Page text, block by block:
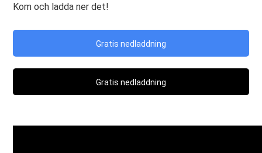
Kom och ladda ner det!
Gratis nedladdning
Gratis nedladdning